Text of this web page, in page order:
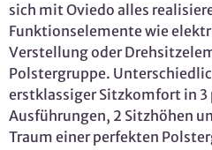
sich mit Oviedo alles
Funktionselemente wie
Verstellung oder
Polstergruppe.
erstklassiger Sitzkomfort in 3
Ausführungen, 2 Sitzhöhen
Traum einer perfekten